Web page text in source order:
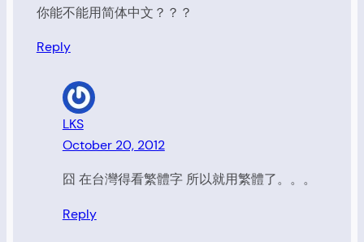
你能不能用简体中文？？？
Reply
LKS
October 20, 2012
囧 在台灣得看繁體字 所以就用繁體了。。。
Reply